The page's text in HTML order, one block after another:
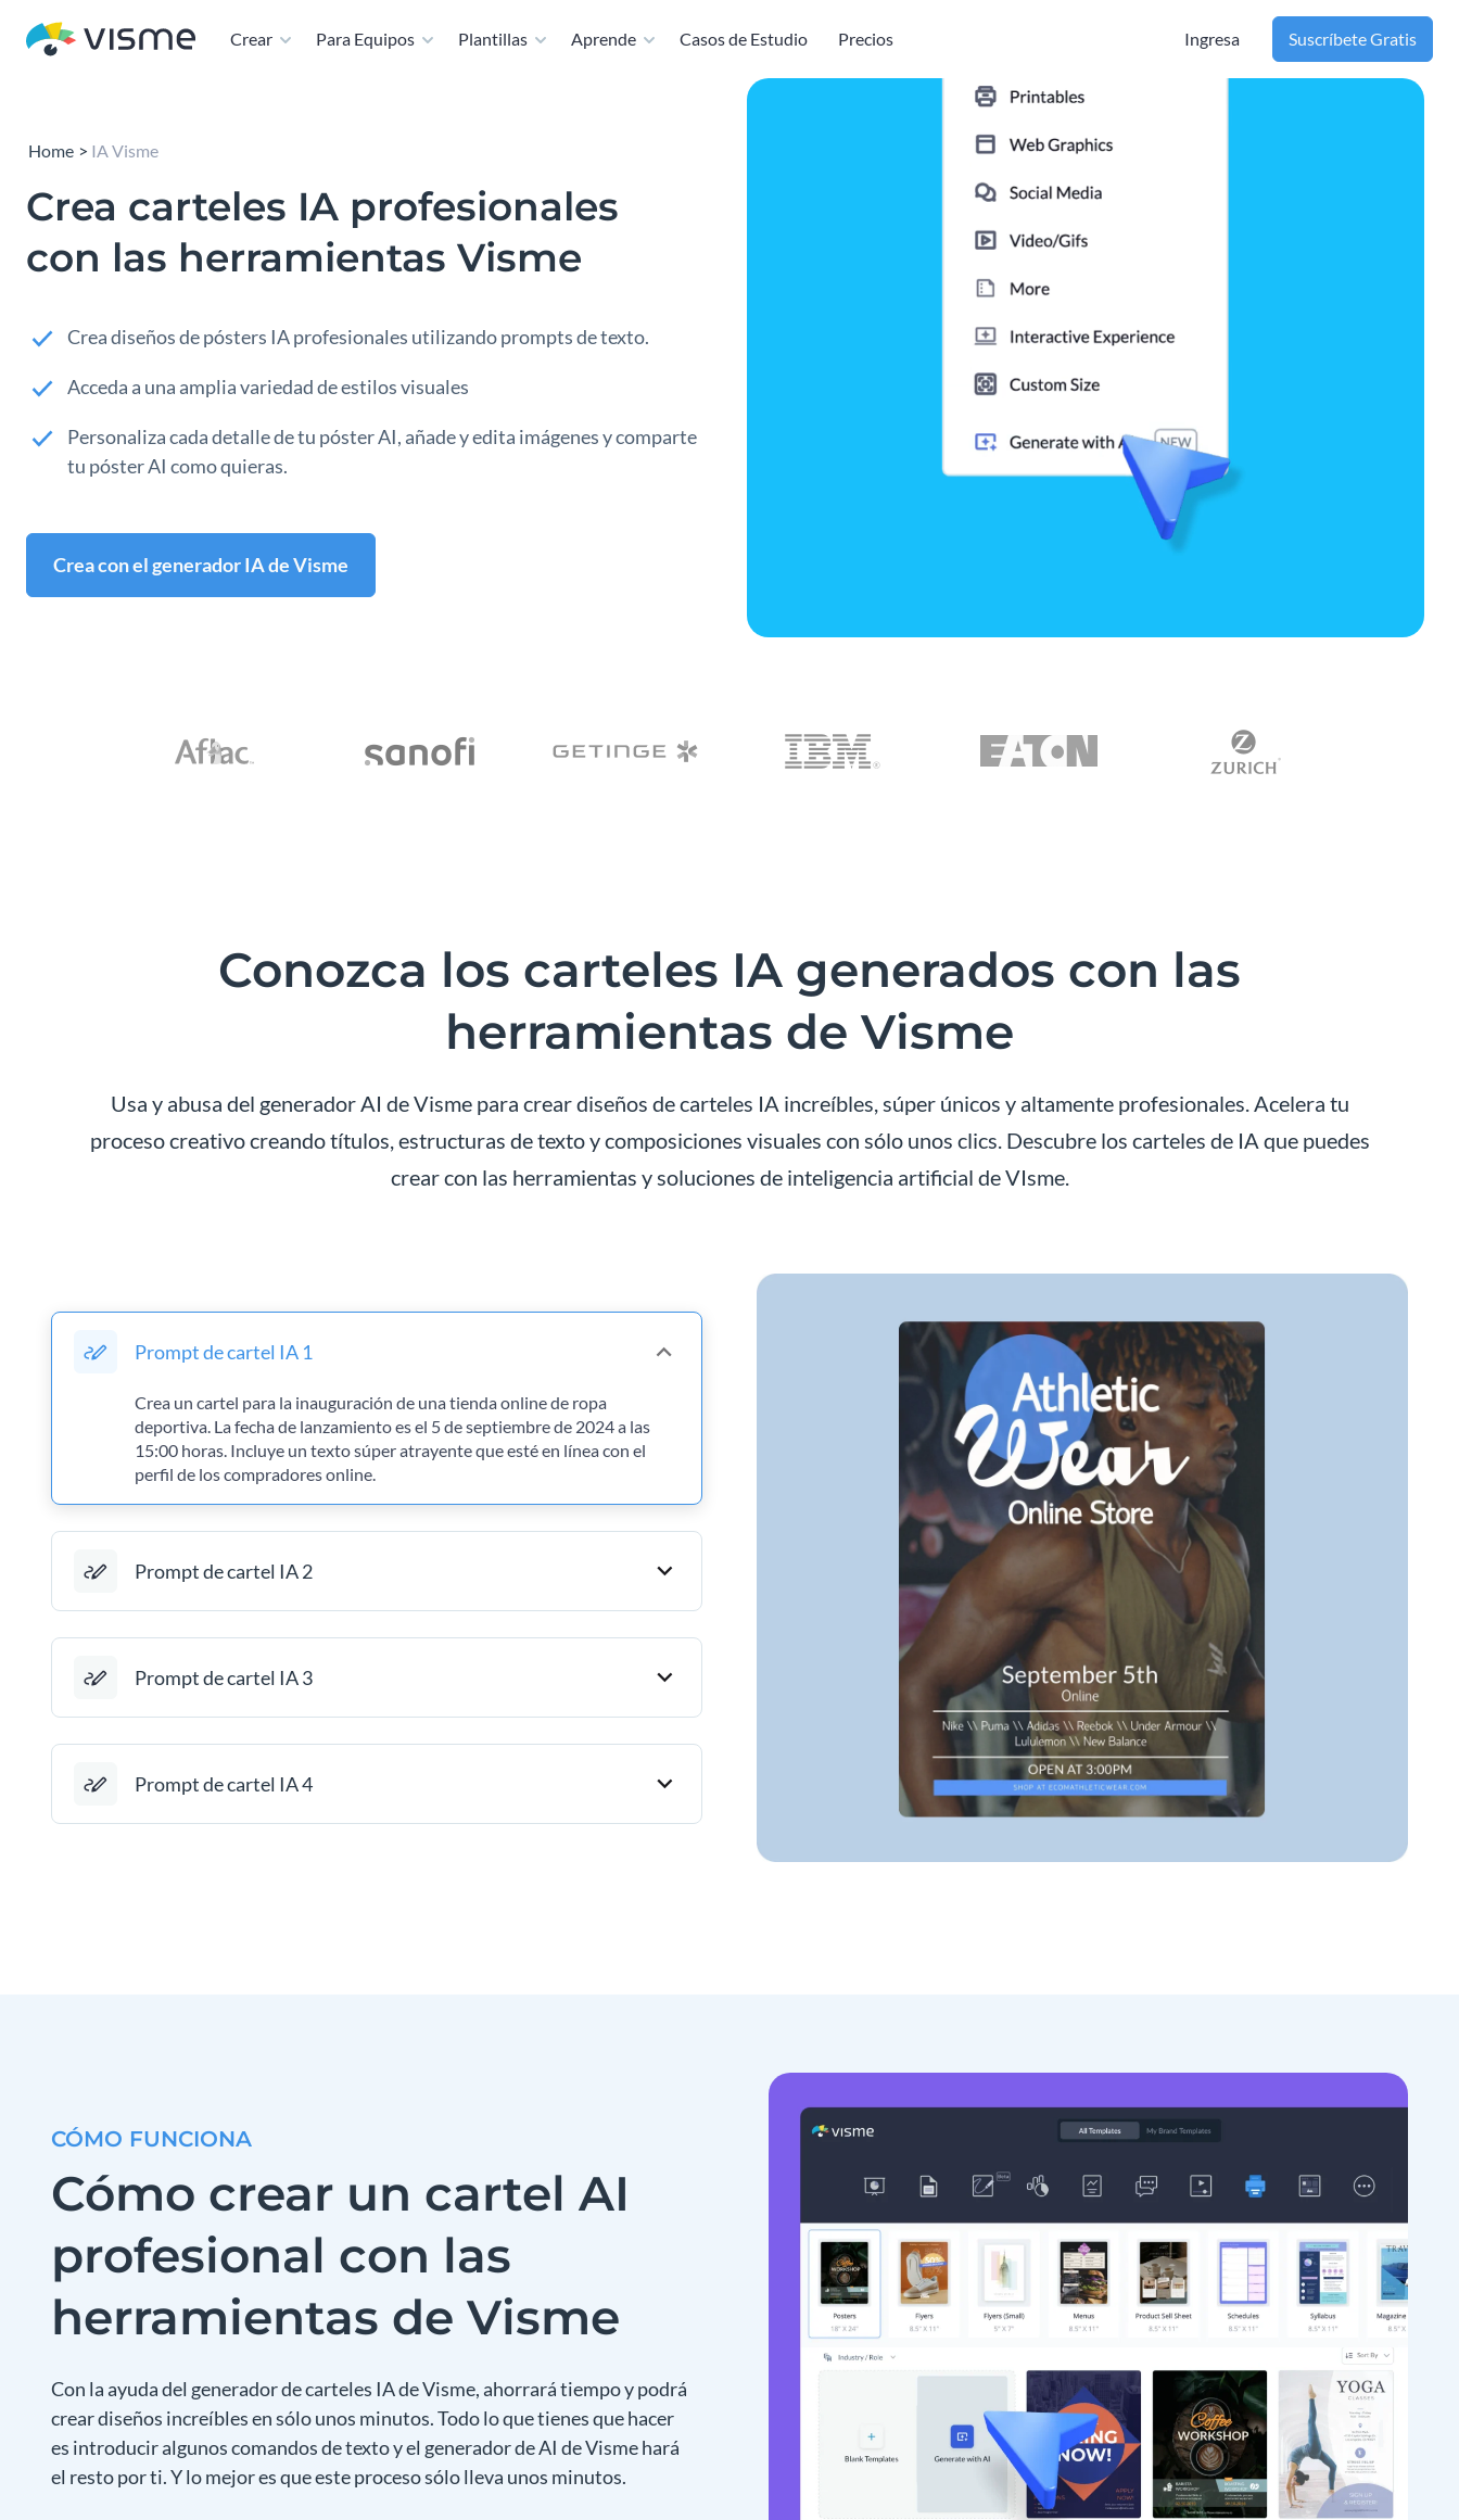
Crear Para Equipos Plantillas Aprende Casos de Estudio Precios Ingresa Suscríbete Gratis
Home IA Visme
Crea carteles IA profesionales
con las herramientas Visme
Crea diseños de pósters IA profesionales utilizando prompts de texto.
Acceda a una amplia variedad de estilos visuales
Personaliza cada detalle de tu póster AI, añade y edita imágenes y comparte
tu póster AI como quieras.
Crea con el generador IA de Visme
Conozca los carteles IA generados con las
herramientas de Visme
Usa y abusa del generador AI de Visme para crear diseños de carteles IA increíbles, súper únicos y altamente profesionales. Acelera tu
proceso creativo creando títulos, estructuras de texto y composiciones visuales con sólo unos clics. Descubre los carteles de IA que puedes
crear con las herramientas y soluciones de inteligencia artificial de VIsme.
Prompt de cartel IA 1
Crea un cartel para la inauguración de una tienda online de ropa
deportiva. La fecha de lanzamiento es el 5 de septiembre de 2024 a las
15:00 horas. Incluye un texto súper atrayente que esté en línea con el
perfil de los compradores online.
Prompt de cartel IA 2
Prompt de cartel IA 3
Prompt de cartel IA 4
CÓMO FUNCIONA
Cómo crear un cartel AI
profesional con las
herramientas de Visme
Con la ayuda del generador de carteles IA de Visme, ahorrará tiempo y podrá
crear diseños increíbles en sólo unos minutos. Todo lo que tienes que hacer
es introducir algunos comandos de texto y el generador de AI de Visme hará
el resto por ti. Y lo mejor es que este proceso sólo lleva unos minutos.